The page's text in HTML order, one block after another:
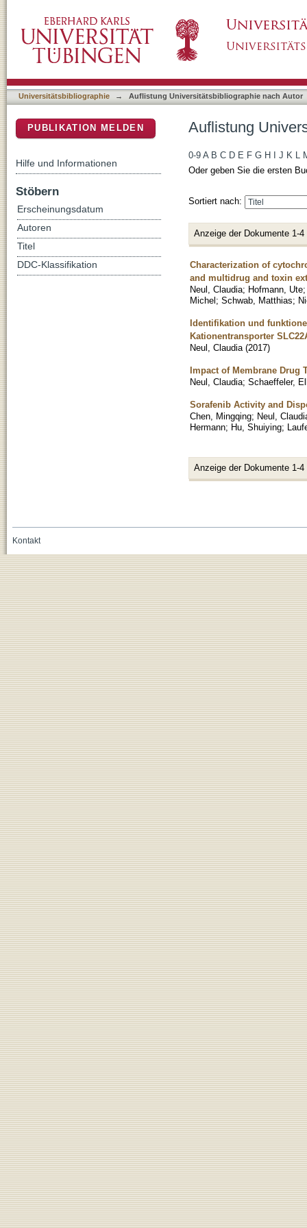
Universitätsbibliographie → Auflistung Universitätsbibliographie nach Autor
Auflistung
0-9 A B C D E F G H J K L
Oder geben Sie die ersten
Sortiert nach:
Anzeige der Dokumente 1-4
Characterization of
and multidrug and toxin
Neul, Claudia; Hofmann, Ute
Michel; Schwab, Matthias;
Identifikation und
Kationentransporter
Neul, Claudia (2017)
Impact of Membrane Drug
Neul, Claudia; Schaeffeler,
Sorafenib Activity and
Chen, Mingqing; Neul,
Hermann; Hu, Shuiying;
Anzeige der Dokumente 1-4
PUBLIKATION MELDEN
Hilfe und Informationen
Stöbern
Erscheinungsdatum
Autoren
Titel
DDC-Klassifikation
Kontakt